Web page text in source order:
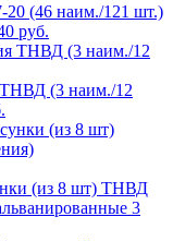
20 (46 наим./121 шт.)
руб.
ТНВД (3 наим./12
(из 8 шт) ТНВД
3